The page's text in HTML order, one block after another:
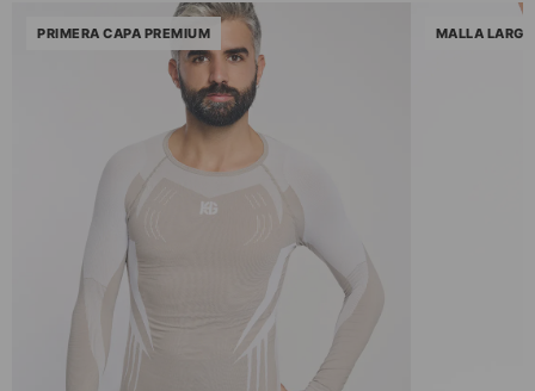
PRIMERA CAPA PREMIUM MALLA